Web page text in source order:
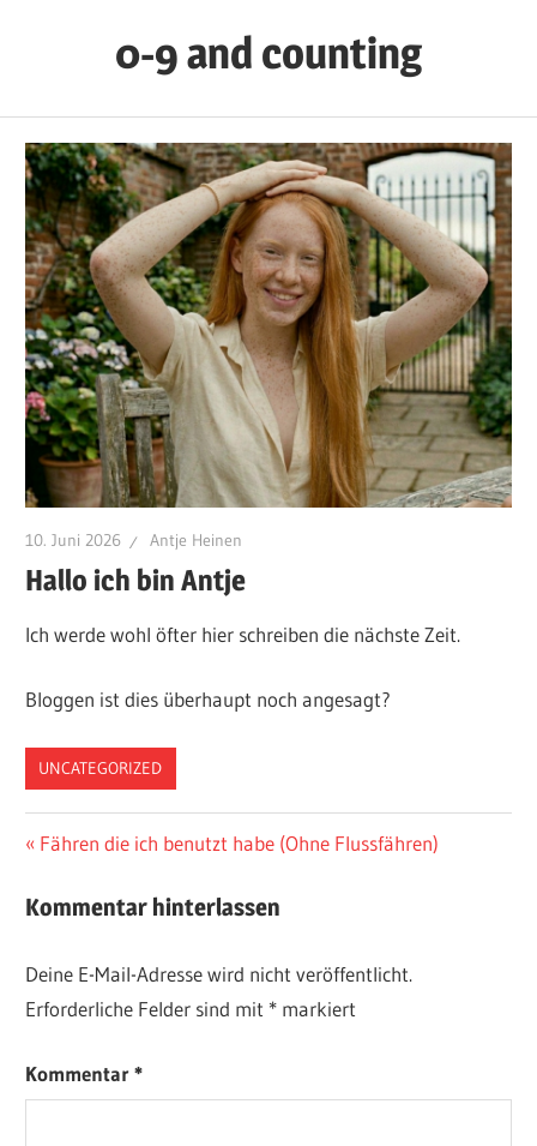
0-9 and counting
Nuncius
10. Juni 2026 Antje Heinen
Hallo ich bin Antje
Ich werde wohl öfter hier schreiben die nächste Zeit.
Bloggen ist dies überhaupt noch angesagt?
UNCATEGORIZED
Beitragsnavigation
Vorheriger
Fähren die ich benutzt habe (Ohne Flussfähren)
Kommentar hinterlassen
Deine E-Mail-Adresse wird nicht veröffentlicht.
Erforderliche Felder sind mit * markiert
Kommentar*